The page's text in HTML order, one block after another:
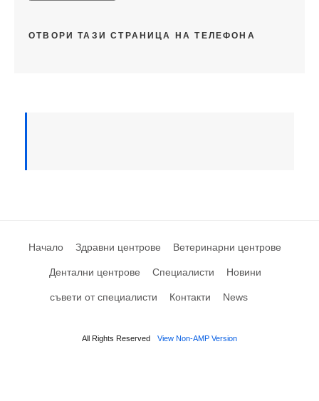
ОТВОРИ ТАЗИ СТРАНИЦА НА ТЕЛЕФОНА
Начало Здравни центрове Ветеринарни центрове
Дентални центрове Специалисти Новини
съвети от специалисти Контакти News
All Rights Reserved View Non-AMP Version